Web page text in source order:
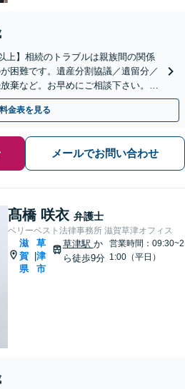
上】相続のトラブルは親族間の関係
困難です。遺産分割協議／遺留分／
棄など。お早めにご相談下さい。
０分無料】【駐車場あり】
料金表を見る
メールでお問い合わせ
髙橋 咲衣 弁護士
ベリーベスト法律事務所 滋賀草津オフィス
滋
賀
県
草
津
市
草津駅 か
ら徒歩9分
営業時間：09:30~2
1:00（平日）